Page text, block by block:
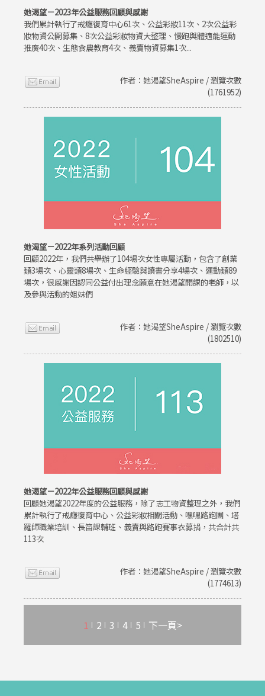
她渴望－2023年公益服務回顧與感謝
我們累計執行了戒癮復育中心61次、公益彩妝11次、2次公益彩
妝物資公開募集、8次公益彩妝物資大整理、慢跑與體適能運動
推廣40次、生態食農教育4次、義賣物資募集1次...
作者：她渴望SheAspire / 瀏覽次數
(1761952)
她渴望－2022年系列活動回顧
回顧2022年，我們共舉辦了104場次女性專屬活動，包含了創業
類3場次、心靈類8場次、生命經驗與讀書分享4場次、運動類89
場次，很感謝因認同公益付出理念願意在她渴望開課的老師，以
及參與活動的姐妹們
作者：她渴望SheAspire / 瀏覽次數
(1802510)
她渴望－2022年公益服務回顧與感謝
回顧她渴望2022年度的公益服務，除了志工物資整理之外，我們
累計執行了戒癮復育中心、公益彩妝相關活動、嘿嘿路跑團、塔
羅師職業培訓、長笛課輔班、義賣與路跑賽事衣募捐，共合計共
113次
作者：她渴望SheAspire / 瀏覽次數
(1774613)
1 2 3 4 5 下一頁>